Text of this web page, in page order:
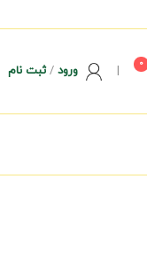
0
| ورود/ثبت نام